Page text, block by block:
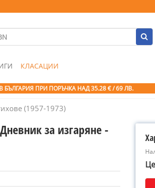
КЛАСАЦИИ
БЪЛГАРИЯ ПРИ ПОРЪЧКА НАД 35.28 € / 69 ЛВ.
(1957-1973)
за изгаряне -